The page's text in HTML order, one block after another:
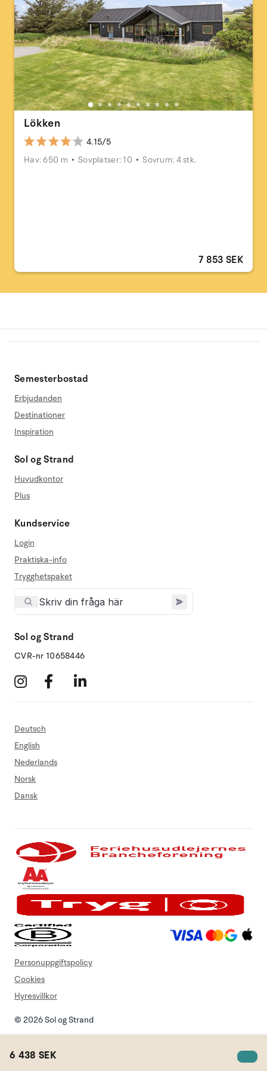
6 438 SEK
Lökken
4.15/5
Hav: 650 m
Sovplatser: 10 Sovrum: 4 stk.
7 853 SEK
Semesterbostad
Erbjudanden
Destinationer
Inspiration
Sol og Strand
Huvudkontor
Plus
Kundservice
Login
Praktiska-info
Trygghetspaket
Sol og Strand
CVR-nr 10658446
Deutsch
English
Nederlands
Norsk
Dansk
© 2026 Sol og Strand
Personuppgiftspolicy
Cookies
Hyresvillkor